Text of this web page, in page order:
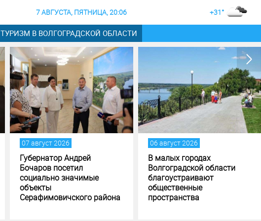
7 АВГУСТА, ПЯТНИЦА, 20:06 +31°
ТУРИЗМ В ВОЛГОГРАДСКОЙ ОБЛАСТИ
06 август 2026
В малых городах
Волгоградской области
благоустраивают
общественные
пространства
05 август 2026
Андрей Бочаров поставил
задачи по исполнению и
формированию бюджета
Волгоградской области